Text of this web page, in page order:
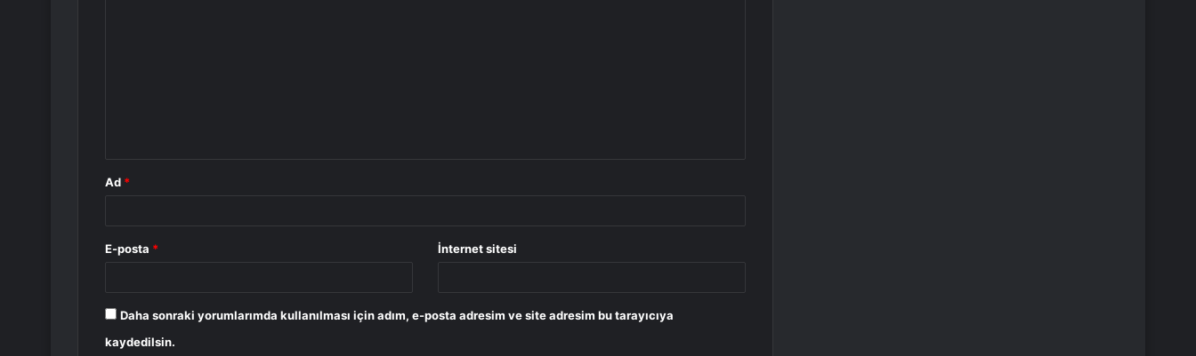
Ad *
E-posta * İnternet sitesi
Daha sonraki yorumlarımda kullanılması için adım, e-posta adresim ve site adresim bu tarayıcıya
kaydedilsin.